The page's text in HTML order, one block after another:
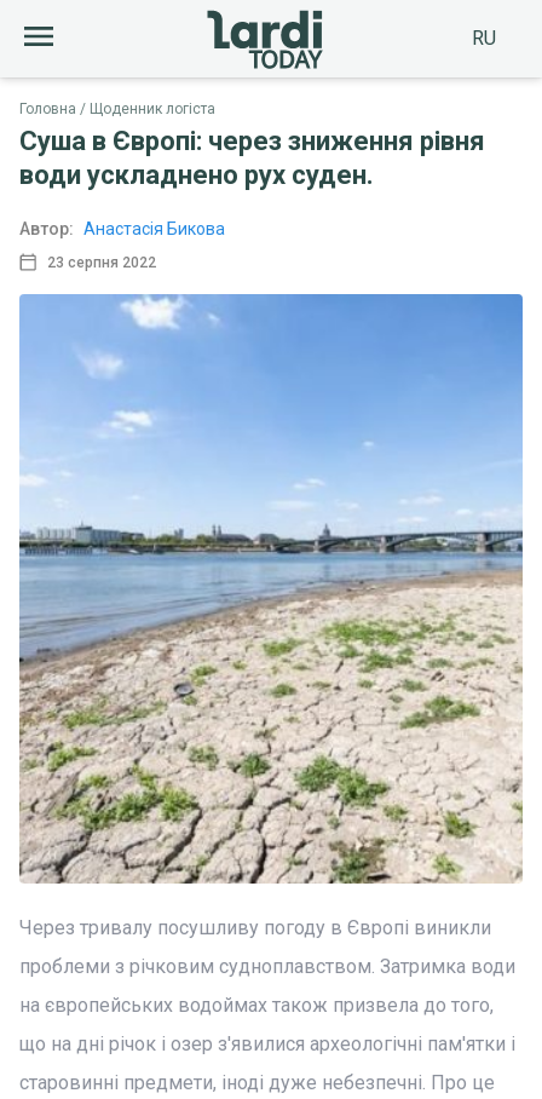
RU
Головна Щоденник логіста
Суша в Європі: через зниження рівня
води ускладнено рух суден.
23 серпня 2022
Автор: Анастасія Бикова
Через тривалу посушливу погоду в Європі виникли
проблеми з річковим судноплавством. Затримка води
на європейських водоймах також призвела до того,
що на дні річок і озер з'явилися археологічні пам'ятки і
старовинні предмети, іноді дуже небезпечні. Про це